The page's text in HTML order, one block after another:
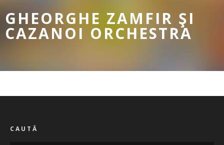
GHEORGHE ZAMFIR ŞI
CAZANOI ORCHESTRA
CAUTĂ